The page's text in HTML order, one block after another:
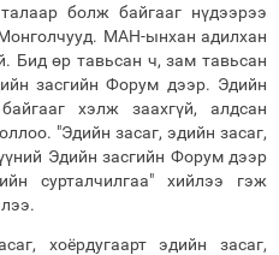
болж байгааг нүдээрээ
МАН-ынхан адилхан
Бид өр тавьсан ч, зам тавьсан
засгийн Форум дээр. Эдийн
хэлж заахгүй, алдсан
"Эдийн засаг, эдийн засаг,
Эдийн засгийн Форум дээр
сурталчилгаа" хийлээ гэж
хоёрдугаарт эдийн засаг,